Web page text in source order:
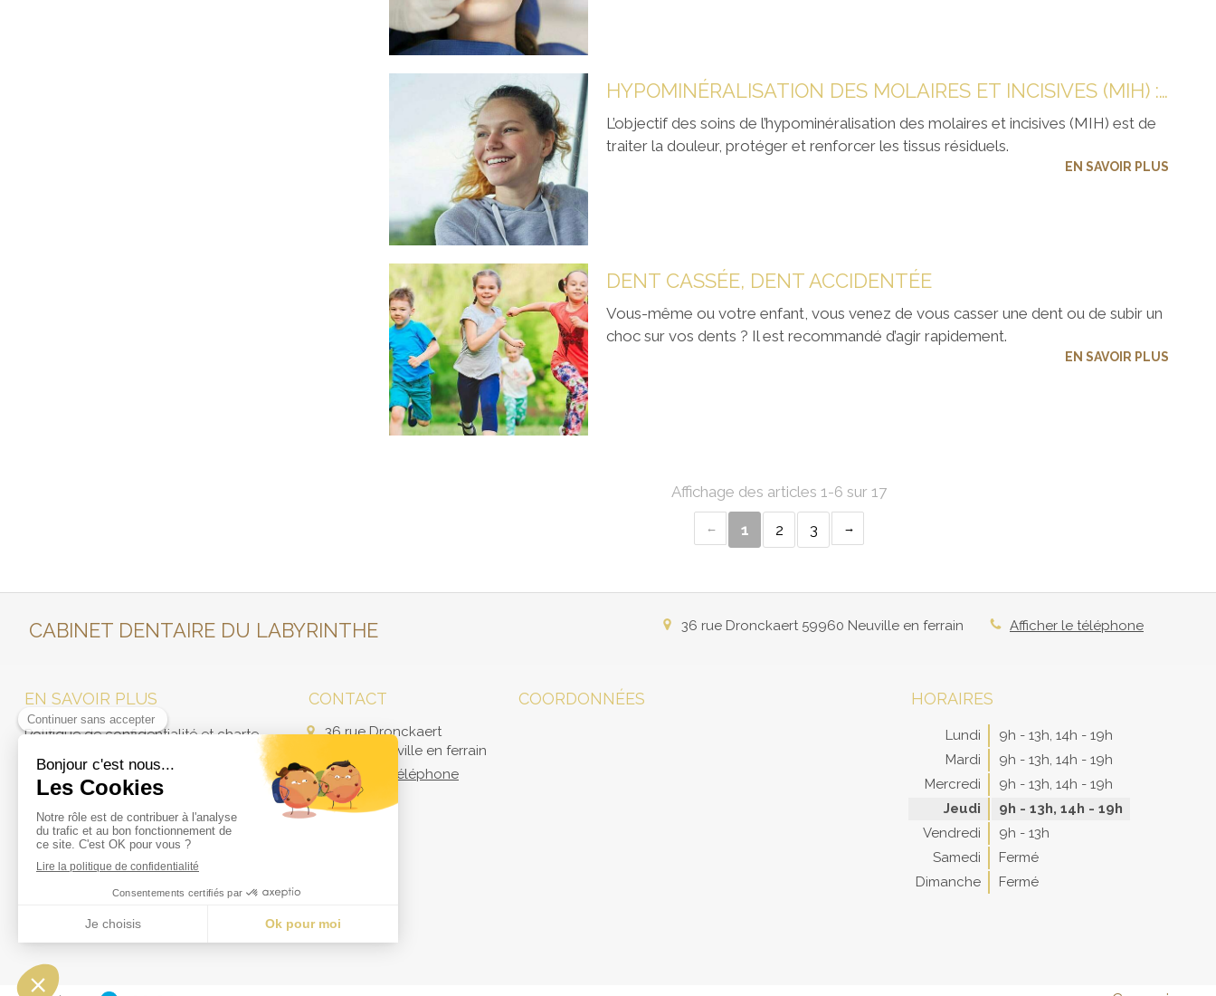
HYPOMINÉRALISATION DES MOLAIRES ET INCISIVES (MIH) : QUELS SOINS ?
L’objectif des soins de l’hypominéralisation des molaires et incisives (MIH) est de
traiter la douleur, protéger et renforcer les tissus résiduels.
EN SAVOIR PLUS
DENT CASSÉE, DENT ACCIDENTÉE
Vous-même ou votre enfant, vous venez de vous casser une dent ou de subir un
choc sur vos dents ? Il est recommandé d’agir rapidement.
EN SAVOIR PLUS
Affichage des articles 1-6 sur 17
1 2 3
CABINET DENTAIRE DU LABYRINTHE 36 rue Dronckaert 59960 Neuville en ferrain Afficher le téléphone
EN SAVOIR PLUS
Politique de confidentialité et charte
Mentions légales
Charte déontologique
Ordre national
Annuaires chirurgiens dentistes
CONTACT
36 rue Dronckaert
Neuville en ferrain
Afficher le téléphone
COORDONNÉES HORAIRES
Lundi 9h - 13h, 14h - 19h
Mardi
9h - 13h, 14h - 19h
Mercredi
9h - 13h, 14h - 19h
Jeudi
9h - 13h, 14h - 19h
Vendredi
9h - 13h
Samedi
Fermé
Dimanche
Fermé